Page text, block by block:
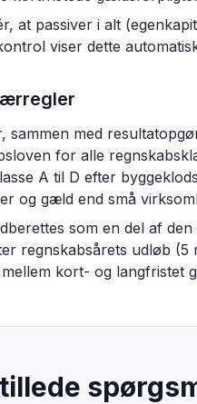
at passiver i alt
viser dette
sammen med
for alle
A til D efter
og gæld end små
som en del af
regnskabsårets udløb
kort- og langfristet